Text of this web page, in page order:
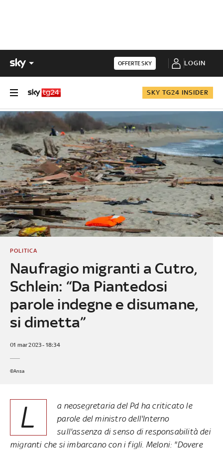
OFFERTE SKY LOGIN
SKY TG24 INSIDER
Naufragio migranti a Cutro,
Schlein: “Da Piantedosi
parole indegne e disumane,
si dimetta”
POLITICA
01 mar 2023 - 18:34
©Ansa
L
a neosegretaria del Pd ha criticato le
parole del ministro dell'Interno
sull'assenza di senso di responsabilità dei
migranti che si imbarcano con i figli. Meloni: "Dovere